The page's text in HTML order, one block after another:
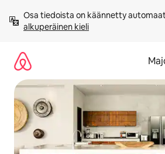
sisältö
väliin
Osa tiedoista on käännetty
alkuperäinen kieli